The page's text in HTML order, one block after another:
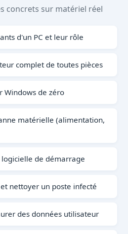
concrets sur matériel réel
d'un PC et leur rôle
complet de toutes pièces
Windows de zéro
matérielle (alimentation,
de démarrage
nettoyer un poste infecté
des données utilisateur